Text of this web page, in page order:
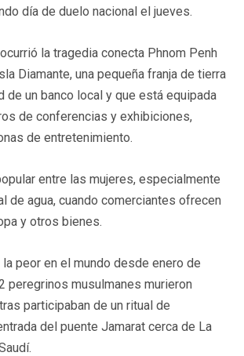
día de duelo nacional el jueves.
la tragedia conecta Phnom Penh
Diamante, una pequeña franja de tierra
de un banco local y que está equipada
de conferencias y exhibiciones,
de entretenimiento.
entre las mujeres, especialmente
de agua, cuando comerciantes ofrecen
y otros bienes.
peor en el mundo desde enero de
peregrinos musulmanes murieron
participaban de un ritual de
del puente Jamarat cerca de La